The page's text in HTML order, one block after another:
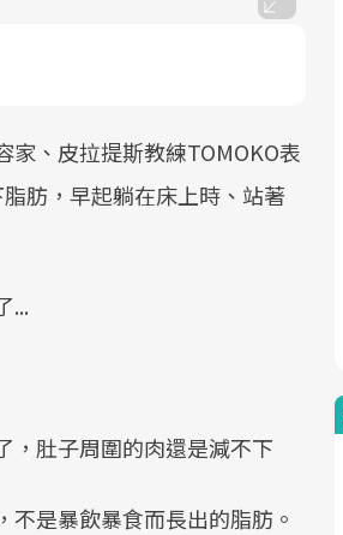
、皮拉提斯教練TOMOKO表
脂肪，早起躺在床上時、站著
...
，肚子周圍的肉還是減不下
是暴飲暴食而長出的脂肪。
健康台灣推動委員會」與「長
心議題。然而，健檢不只是醫
你的健康革命！
健康的認知，進而引導實際的